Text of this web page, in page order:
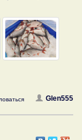
Glen555